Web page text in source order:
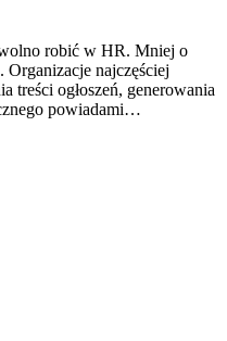
robić w HR. Mniej o
najczęściej
ogłoszeń, generowania
powiadami…